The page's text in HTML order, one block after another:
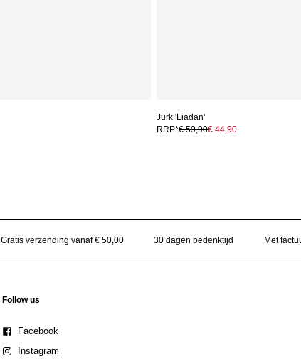
Jurk 'Liadan'
RRP*€ 59,90€ 44,90
Gratis verzending vanaf € 50,00 30 dagen bedenktijd Met
Follow us
Facebook
Instagram